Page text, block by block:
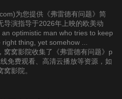
为您提供《弗雷德有问题》简
导演指导于2026年上映的欧美动
optimistic man who tries to keep
thing, yet somehow ...
窝窝影院收集了《弗雷德有问题》p
免费观看、高清云播放等资源，如
影院。